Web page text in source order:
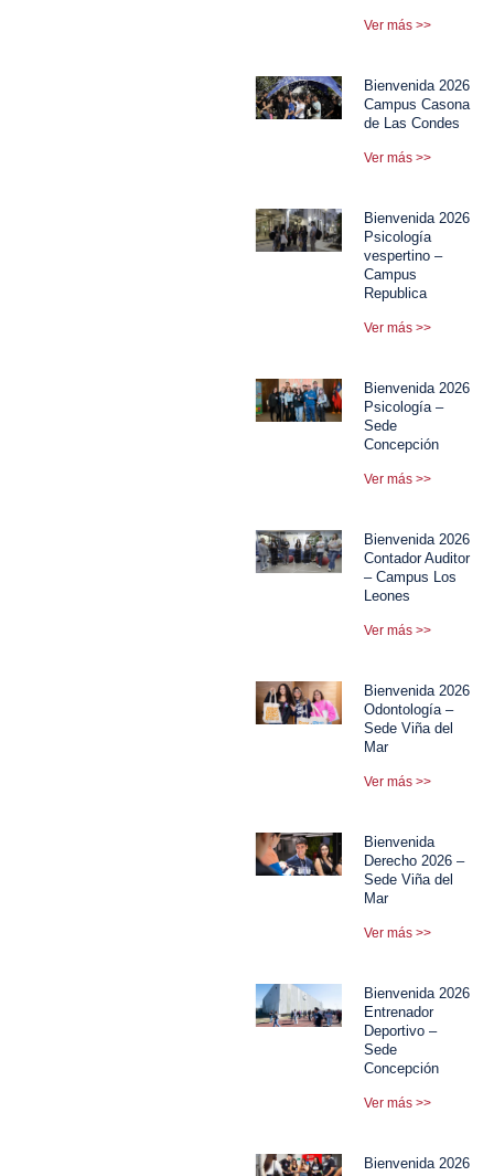
Ver más >>
Bienvenida 2026
Campus Casona
de Las Condes
Ver más >>
Bienvenida 2026
Psicología
vespertino –
Campus
Republica
Ver más >>
Bienvenida 2026
Psicología –
Sede
Concepción
Ver más >>
Bienvenida 2026
Contador Auditor
– Campus Los
Leones
Ver más >>
Bienvenida 2026
Odontología –
Sede Viña del
Mar
Ver más >>
Bienvenida
Derecho 2026 –
Sede Viña del
Mar
Ver más >>
Bienvenida 2026
Entrenador
Deportivo –
Sede
Concepción
Ver más >>
Bienvenida 2026